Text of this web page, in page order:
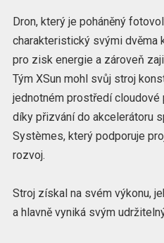
Dron, který je poháněný
charakteristický svými dvěma
pro zisk energie a zároveň
Tým XSun mohl svůj stroj
jednotném prostředí cloudové
díky přizvání do akcelerátoru
Systèmes, který podporuje
rozvoj.
Stroj získal na svém výkonu,
a hlavně vyniká svým